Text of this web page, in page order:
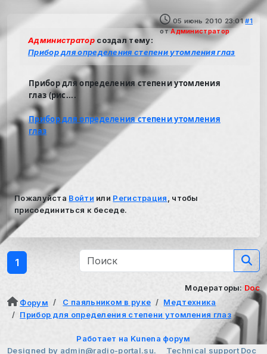
05 июнь 2010 23:01 #1
отАдминистратор
Администраторсоздал тему:
Прибор для определения степени утомления глаз
Прибор для определения степени утомления
глаз (рис....
Прибор для определения степени утомления
глаз
Пожалуйста Войти или Регистрация
, чтобы
присоединиться к беседе.
1
Модераторы: Doc
Форум
С паяльником в руке
Медтехника
Прибор для определения степени утомления глаз
Работает на Kunena форум
Designed by admin@radio-portal.su. Technical support Doc